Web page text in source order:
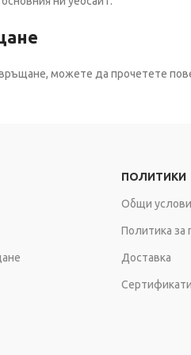
можете да прочетете
ПОЛИТИКИ
Общи
Политика за
Доставка